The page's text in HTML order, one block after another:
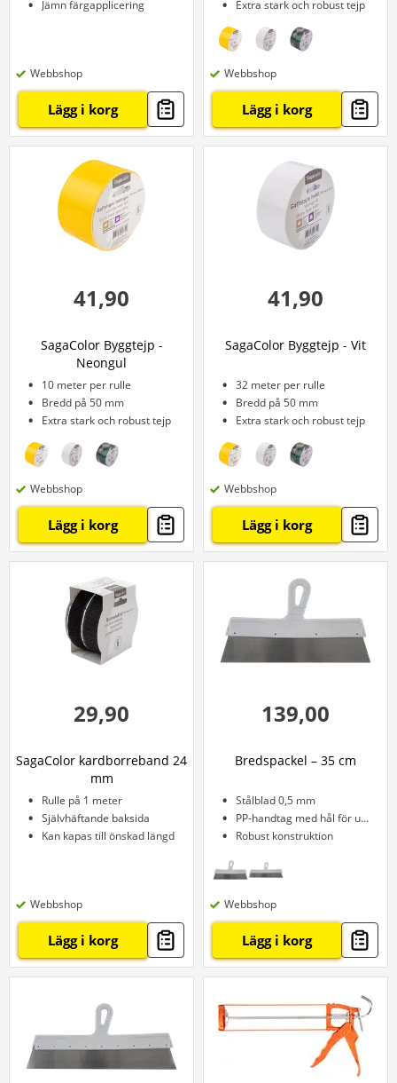
Jämn färgapplicering
Webbshop
Lägg i korg
Extra stark och robust tejp
Webbshop
Lägg i korg
41,90
SagaColor Byggtejp -
Neongul
10 meter per rulle
Bredd på 50 mm
Extra stark och robust tejp
Webbshop
Lägg i korg
41,90
SagaColor Byggtejp - Vit
32 meter per rulle
Bredd på 50 mm
Extra stark och robust tejp
Webbshop
Lägg i korg
29,90
SagaColor kardborreband 24
mm
Rulle på 1 meter
Självhäftande baksida
Kan kapas till önskad längd
Webbshop
Lägg i korg
139,00
Bredspackel – 35 cm
Stålblad 0,5 mm
PP-handtag med hål för upphängning
Robust konstruktion
Webbshop
Lägg i korg